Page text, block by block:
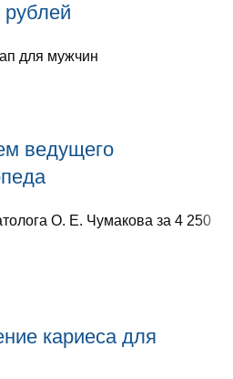
рублей
для мужчин
ведущего
О. Е. Чумакова за 4 250
кариеса для